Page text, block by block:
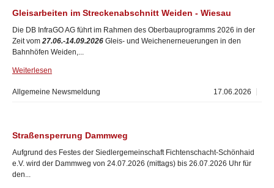
Gleisarbeiten im Streckenabschnitt Weiden - Wiesau
Die DB InfraGO AG führt im Rahmen des Oberbauprogramms 2026 in der
Zeit vom 27.06.-14.09.2026 Gleis- und Weichenerneuerungen in den
Bahnhöfen Weiden,...
Weiterlesen
17.06.2026
Allgemeine Newsmeldung
Straßensperrung Dammweg
Aufgrund des Festes der Siedlergemeinschaft Fichtenschacht-Schönhaid
e.V. wird der Dammweg von 24.07.2026 (mittags) bis 26.07.2026 Uhr für
den...